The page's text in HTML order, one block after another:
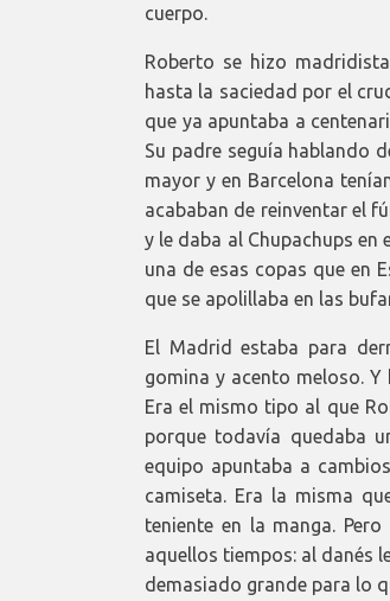
cuerpo.
Roberto se hizo
hasta la saciedad por el
que ya apuntaba a
Su padre seguía hablando
mayor y en Barcelona
acababan de reinventar el
y le daba al Chupachups
una de esas copas que en
que se apolillaba en las
El Madrid estaba para
gomina y acento meloso.
Era el mismo tipo al que
porque todavía quedaba
equipo apuntaba a
camiseta. Era la misma
teniente en la manga.
aquellos tiempos: al danés
demasiado grande para lo